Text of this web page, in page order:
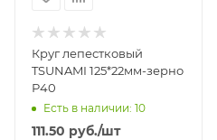
Круг лепестковый
TSUNAMI 125*22мм-зерно
Р40
Есть в наличии: 10
111.50 руб./шт